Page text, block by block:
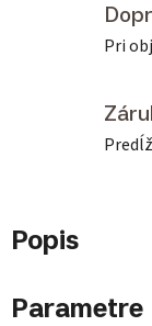
Pri
Popis
Parametre